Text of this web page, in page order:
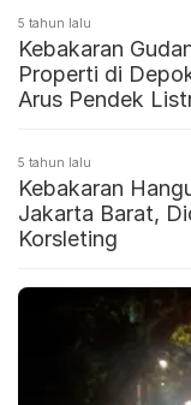
5 tahun lalu
Kebakaran
Properti di
Arus Pendek
5 tahun lalu
Kebakaran
Jakarta Barat,
Korsleting